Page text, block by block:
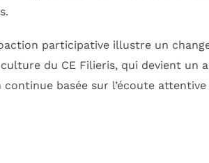
participative illustre un
du CE Filieris, qui devient un
continue basée sur l’écoute attentive